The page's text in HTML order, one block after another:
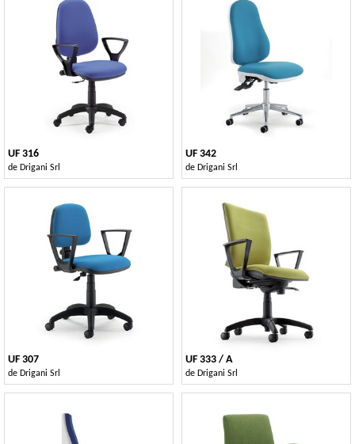
UF 316
de Drigani Srl
UF 342
de Drigani Srl
UF 307
de Drigani Srl
UF 333 / A
de Drigani Srl